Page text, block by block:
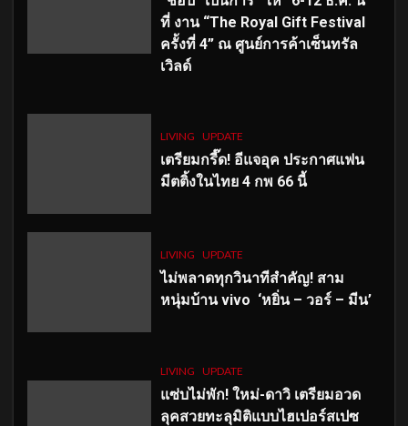
ที่ งาน “The Royal Gift Festival
ครั้งที่ 4” ณ ศูนย์การค้าเซ็นทรัล
เวิลด์
LIVING UPDATE
เตรียมกรี๊ด! อีแจอุค ประกาศแฟน
มีตติ้งในไทย 4 กพ 66 นี้
LIVING UPDATE
ไม่พลาดทุกวินาทีสำคัญ! สาม
หนุ่มบ้าน vivo ‘หยิ่น – วอร์ – มีน’
LIVING UPDATE
แซ่บไม่พัก! ใหม่-ดาวิ เตรียมอวด
ลุคสวยทะลุมิติแบบไฮเปอร์สเปซ